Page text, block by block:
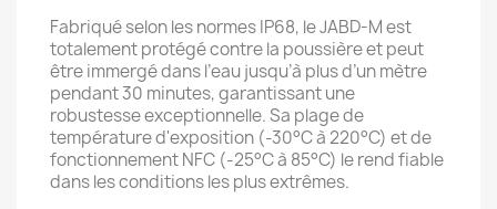
Fabriqué selon les normes IP68, le JABD-M est
totalement protégé contre la poussière et peut
être immergé dans l’eau jusqu’à plus d’un mètre
pendant 30 minutes, garantissant une
robustesse exceptionnelle. Sa plage de
température d'exposition (-30°C à 220°C) et de
fonctionnement NFC (-25°C à 85°C) le rend fiable
dans les conditions les plus extrêmes.